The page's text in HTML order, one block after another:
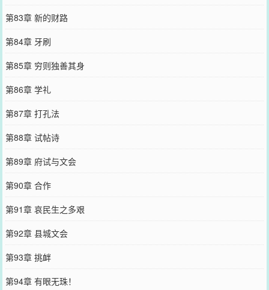
第83章 新的财路
第84章 牙刷
第85章 穷则独善其身
第86章 学礼
第87章 打孔法
第88章 试帖诗
第89章 府试与文会
第90章 合作
第91章 哀民生之多艰
第92章 县城文会
第93章 挑衅
第94章 有眼无珠！